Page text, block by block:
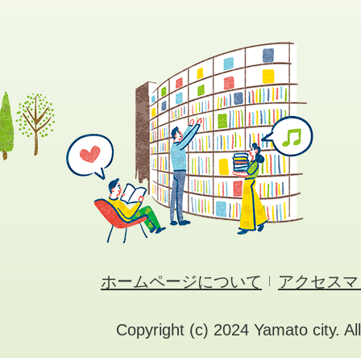
ホームページについて アクセス
Copyright (c) 2024 Yamato city.